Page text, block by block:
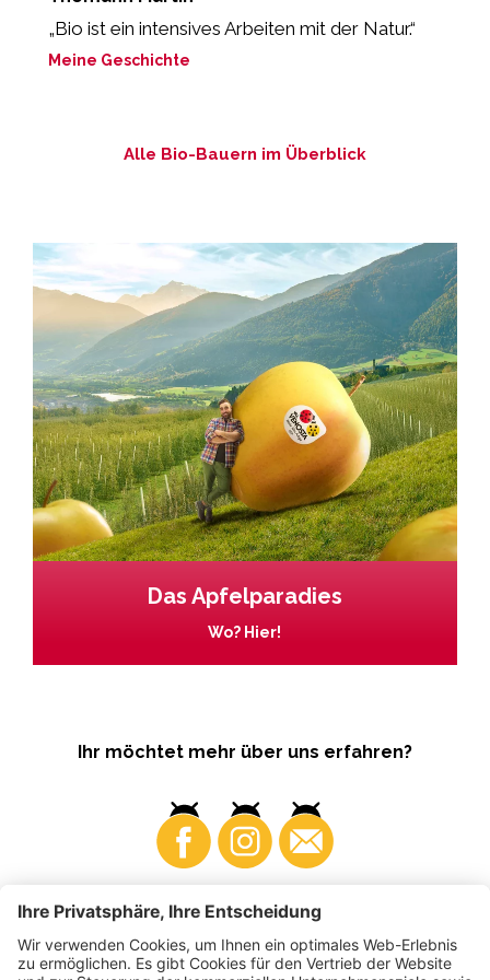
„Bio ist ein intensives Arbeiten mit der Natur.“
Meine Geschichte
Alle Bio-Bauern im Überblick
Das Apfelparadies
Wo? Hier!
Ihr möchtet mehr über uns erfahren?
Business Produzenten